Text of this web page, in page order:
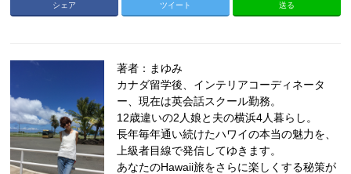
シェア ツイート 送る
著者：まゆみ
カナダ留学後、インテリアコーディネータ
ー、現在は英会話スクール勤務。
12歳違いの2人娘と夫の横浜4人暮らし。
長年毎年通い続けたハワイの本当の魅力を、
上級者目線で発信してゆきます。
あなたのHawaii旅をさらに楽しくする秘策が